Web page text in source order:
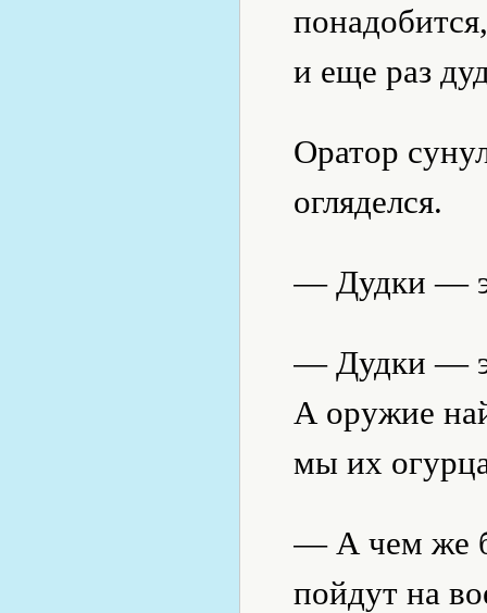
и еще раз
Оратор
огляделся.
— Дудки —
— Дудки —
А оружие
мы их
— А чем же
пойдут на